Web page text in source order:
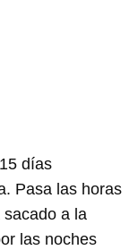
días
Pasa las horas
a la
las noches